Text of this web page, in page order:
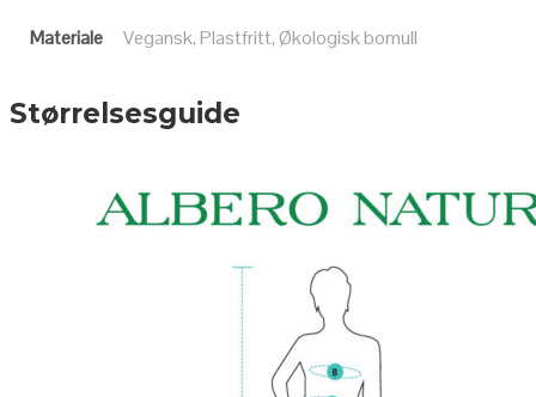
Materiale Vegansk, Plastfritt, Økologisk bomull
Størrelsesguide